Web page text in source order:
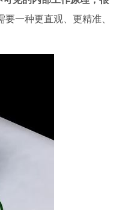
一种更直观、更精准、